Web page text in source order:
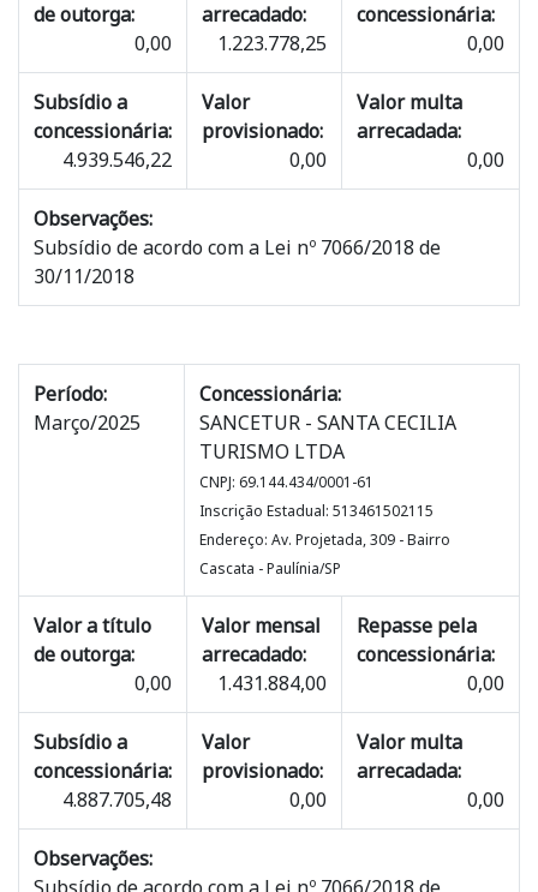
de outorga:
0,00
arrecadado:
1.223.778,25
concessionária:
0,00
Subsídio a
concessionária:
4.939.546,22
Valor
provisionado:
0,00
Valor multa
arrecadada:
0,00
Observações:
Subsídio de acordo com a Lei nº 7066/2018 de
30/11/2018
Período:
Março/2025
Concessionária:
SANCETUR - SANTA CECILIA
TURISMO LTDA
CNPJ: 69.144.434/0001-61
Inscrição Estadual: 513461502115
Endereço: Av. Projetada, 309 - Bairro
Cascata - Paulínia/SP
Valor a título
de outorga:
0,00
Valor mensal
arrecadado:
1.431.884,00
Repasse pela
concessionária:
0,00
Subsídio a
concessionária:
4.887.705,48
Valor
provisionado:
0,00
Valor multa
arrecadada:
0,00
Observações: